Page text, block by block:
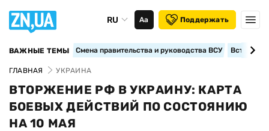
RU Аа Поддержать
ВАЖНЫЕ ТЕМЫ Смена правительства и руководства ВСУ
ГЛАВНАЯ УКРАИНА
ВТОРЖЕНИЕ РФ В УКРАИНУ: КАРТА
БОЕВЫХ ДЕЙСТВИЙ ПО СОСТОЯНИЮ
НА 10 МАЯ